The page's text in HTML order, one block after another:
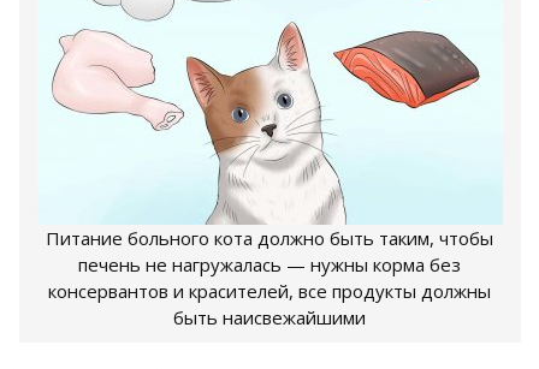
Питание больного кота должно быть таким, чтобы
печень не нагружалась — нужны корма без
консервантов и красителей, все продукты должны
быть наисвежайшими